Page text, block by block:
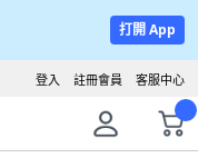
打開 App
客服中心
註冊會員
登入